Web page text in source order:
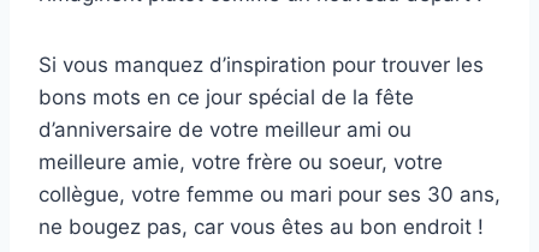
Si vous manquez d’inspiration pour trouver les
bons mots en ce jour spécial de la fête
d’anniversaire de votre meilleur ami ou
meilleure amie, votre frère ou soeur, votre
collègue, votre femme ou mari pour ses 30 ans,
ne bougez pas, car vous êtes au bon endroit !